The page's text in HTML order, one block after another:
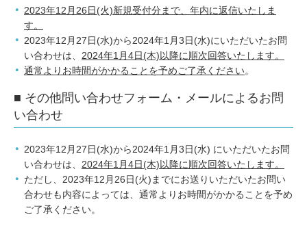
包丁研ぎ 杖先の修理
店舗を探す
よくあるご質問
お問い合わせ
採用情報
2023年12月26日(火)新規受付分まで、年内に返信いたしま
す。
2023年12月27日(水)から2024年1月3日(水)にいただいたお問
い合わせは、 2024年1月4日(木)以降に順次回答いたします。
通常よりお時間がかかることを予めご了承ください。
■ その他問い合わせフォーム・メールによるお問
い合わせ
2023年12月27日(水)から2024年1月3日(水) にいただいたお問
い合わせは、 2024年1月4日(木)以降に順次回答いたします。
ただし、2023年12月26日(火)までにお送りいただいたお問い
合わせも内容によっては、通常よりお時間がかかることを予め
ご了承ください。